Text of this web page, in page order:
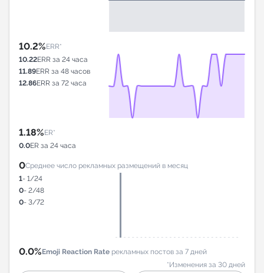
10.2%ERR*
10.22ERR за 24 часа
11.89ERR за 48 часов
12.86ERR за 72 часа
1.18%ER*
0.0ER за 24 часа
0Среднее число рекламных размещений в месяц
1- 1/24
0- 2/48
0- 3/72
0.0%Emoji Reaction Rate рекламных постов за 7 дней
*Изменения за 30 дней